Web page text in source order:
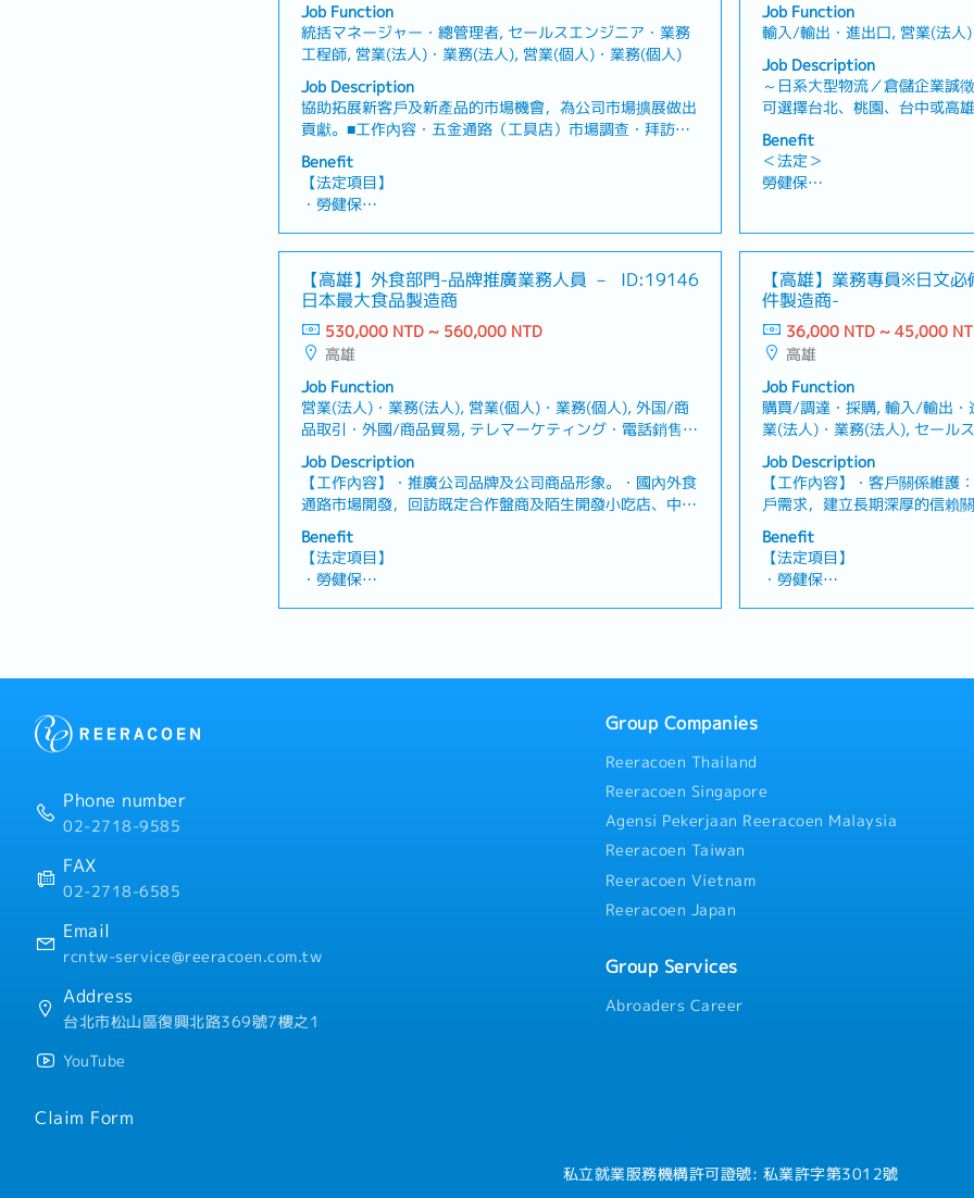
Job Function
統括マネージャー・總管理者, セールスエンジニア・業務
工程師, 営業(法人)・業務(法人), 営業(個人)・業務(個人)
Job Description
協助拓展新客戶及新產品的市場機會，為公司市場擴展做出
貢獻。■工作內容・五金通路（工具店）市場調查・拜訪經
銷商及終端使用者・電動工具產品示範與商品介紹・確認店
面狀況並了解銷售情形・蒐集競爭產品及市場趨勢資訊・收
集客戶回饋並回報公司作為改善參考・開發新經銷商及合作
夥伴・參與公司內外部活動及展覽・完成主管交辦事項■職
位特色公司業務部門主要分為以下兩個團隊： ① 市場開
② 業務（通路業務）團隊： 負責既有經銷商的拜訪、接
單與關係維護。入社後將先於市場開發團隊累積產品知識與
市場經驗，未來可依能力與表現發展為通路業務等職位。
Benefit
【法定項目】
・勞健保
・各種休假（特別休假、婚假、喪假、生理假、產檢假、陪
產假、產假、育嬰假）
・退休金
【公司福利】
・三節禮金
・健康檢查
・結婚津貼
・久任津貼
・交通津貼（已包含於基本薪資中）
・獎金平均3個月，依業績而定（1月支付）
・年度人事考核
Job Function
輸入/輸出・進出口, 営業(法人
Job Description
～日系大型物流／倉儲企業誠
可選擇台北、桃園、台中或高
進出口、國內運輸、倉儲管理
務・開發新客戶並維護既有客
主・透過電話開發潛在客戶，
案・了解客戶需求，提供最適
Benefit
＜法定＞
勞健保
假、產假、育嬰假)
退休金
＜公司福利＞
・獎金：1個月～※依公司內部
・三節獎金
・員工旅遊(不定期)
【高雄】外食部門-品牌推廣業務人員 －
日本最大食品製造商
ID:19146
530,000 NTD ~ 560,000 NTD
高雄
Job Function
営業(法人)・業務(法人), 営業(個人)・業務(個人), 外国/商
品取引・外國/商品貿易, テレマーケティング・電話銷售,
その他(営業)・其他(業務)
Job Description
【工作內容】・推廣公司品牌及公司商品形象。・國內外食
通路市場開發，回訪既定合作盤商及陌生開發小吃店、中小
型餐廳等餐飲通路(高雄/台南區域)。・客戶服務及溝通，
以提高客戶滿意度及客情維繫。・市場情報蒐集，掌握自家
商品及競品情報。【公司人數】・全體約70位・南區業務5
人編制【公司魅力】・世界知名食品調味料製造商，福利制
度完善且工作環境穩定・工作內容多樣化
Benefit
【法定項目】
・勞健保
【高雄】業務專員※日文
件製造商-
36,000 NTD ~ 45,000
高雄
Job Function
購買/調達・採購, 輸入/輸出・
業(法人)・業務(法人), セール
付・業務/內勤/窗口, 製品管
管理/供應商/採購/物流
Job Description
【工作內容】・客戶關係維護
戶需求，建立長期深厚的信賴
明會之簡報規劃與現場演示，
追蹤：管理案件進度與報價流
者尤佳）・跨國情報交換：擔
調總社產品資訊與客製化需求
方業務交流之口譯工作（日翻
Benefit
【法定項目】
・勞健保
・年終獎金：依照公司業績狀
・通勤津貼（住家~公司）
・三節獎金（中秋、端午、農
・婚喪喜慶補助 （含結婚禮金
・滿1年後享有地區津貼，薪
Phone number
02-2718-9585
FAX
02-2718-6585
Email
rcntw-service@reeracoen.com.tw
Address
台北市松山區復興北路369號7樓之1
YouTube
Claim Form
Group Companies
Reeracoen Thailand
Reeracoen Singapore
Agensi Pekerjaan Reeracoen Malaysia
Reeracoen Taiwan
Reeracoen Vietnam
Reeracoen Japan
Group Services
Abroaders Career
私立就業服務機構許可證號: 私業許字第3012號